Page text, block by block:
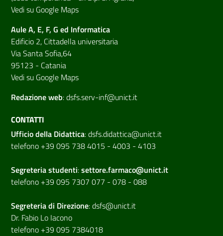
Vedi su Google Maps
Aule A, E, F, G ed Informatica
Edificio 2, Cittadella universitaria
Via Santa Sofia,64
95123 - Catania
Vedi su Google Maps
Redazione web:dsfs.serv-inf@unict.it
CONTATTI
Ufficio della Didattica:dsfs.didattica@unict.it
telefono +39 095 738 4015 - 4003 - 4103
Segreteria studenti:settore.farmaco@unict.it
telefono +39 095 7307 077 - 078 - 088
Segreteria di Direzione:dsfs@unict.it
Dr. Fabio Lo Iacono
telefono +39 095 7384018